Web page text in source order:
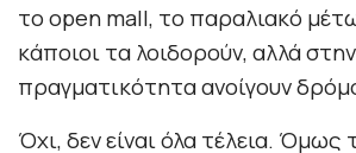
το open mall, το παραλιακό
κάποιοι τα λοιδορούν, αλλά στην
πραγματικότητα ανοίγουν
Όχι, δεν είναι όλα τέλεια. Όμως